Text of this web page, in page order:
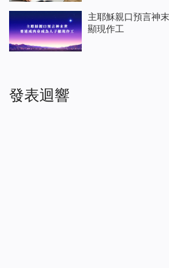
主耶穌親口預言神
顯現作工
發表迴響